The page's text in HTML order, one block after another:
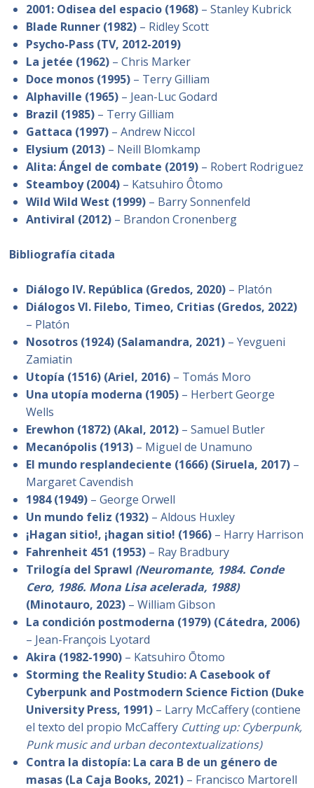
2001: Odisea del espacio (1968) – Stanley Kubrick
Blade Runner (1982) – Ridley Scott
Psycho-Pass (TV, 2012-2019)
La jetée (1962) – Chris Marker
Doce monos (1995) – Terry Gilliam
Alphaville (1965) – Jean-Luc Godard
Brazil (1985) – Terry Gilliam
Gattaca (1997) – Andrew Niccol
Elysium (2013) – Neill Blomkamp
Alita: Ángel de combate (2019) – Robert Rodriguez
Steamboy (2004) – Katsuhiro Ôtomo
Wild Wild West (1999) – Barry Sonnenfeld
Antiviral (2012) – Brandon Cronenberg
Bibliografía citada
Diálogo IV. República (Gredos, 2020) – Platón
Diálogos VI. Filebo, Timeo, Critias (Gredos, 2022)
– Platón
Nosotros (1924) (Salamandra, 2021) – Yevgueni
Zamiatin
Utopía (1516) (Ariel, 2016) – Tomás Moro
Una utopía moderna (1905) – Herbert George
Wells
Erewhon (1872) (Akal, 2012) – Samuel Butler
Mecanópolis (1913) – Miguel de Unamuno
El mundo resplandeciente (1666) (Siruela, 2017) –
Margaret Cavendish
1984 (1949) – George Orwell
Un mundo feliz (1932) – Aldous Huxley
¡Hagan sitio!, ¡hagan sitio! (1966) – Harry Harrison
Fahrenheit 451 (1953) – Ray Bradbury
Trilogía del Sprawl (Neuromante, 1984. Conde
Cero, 1986. Mona Lisa acelerada, 1988)
(Minotauro, 2023) – William Gibson
La condición postmoderna (1979) (Cátedra, 2006)
– Jean-François Lyotard
Akira (1982-1990) – Katsuhiro Ōtomo
Storming the Reality Studio: A Casebook of
Cyberpunk and Postmodern Science Fiction (Duke
University Press, 1991) – Larry McCaffery (contiene
el texto del propio McCaffery Cutting up: Cyberpunk,
Punk music and urban decontextualizations)
Contra la distopía: La cara B de un género de
masas (La Caja Books, 2021) – Francisco Martorell